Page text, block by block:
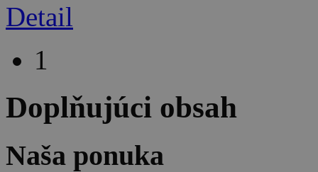
Detail
1
Doplňujúci obsah
Naša ponuka